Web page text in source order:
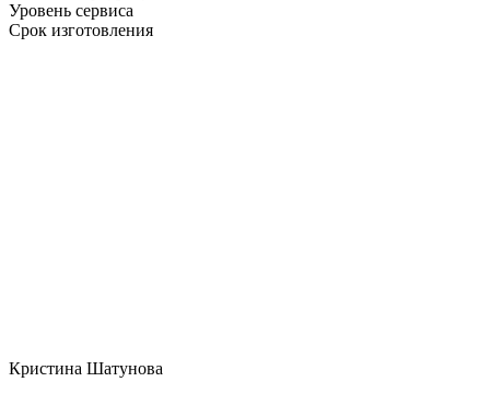
Уровень сервиса
Срок изготовления
Кристина Шатунова